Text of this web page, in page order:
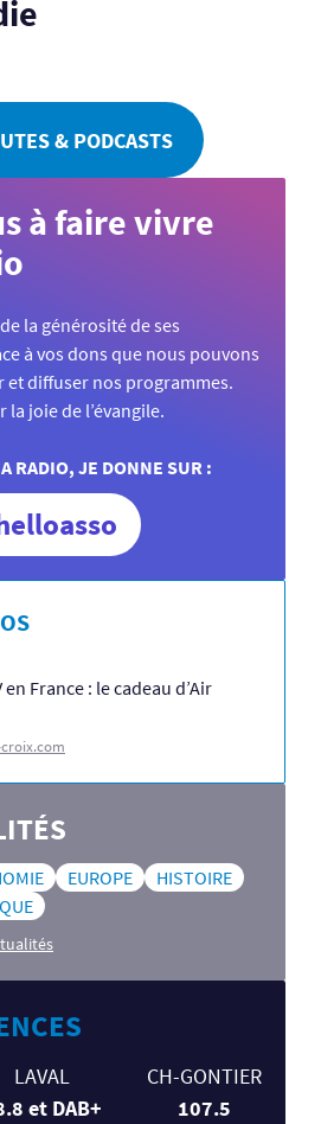
& PODCASTS
à faire vivre
la générosité de ses
à vos dons que nous pouvons
et diffuser nos programmes.
joie de l’évangile.
RADIO, JE DONNE SUR :
en France : le cadeau d’Air
EUROPE
HISTOIRE
LAVAL
et DAB+
CH-GONTIER
107.5